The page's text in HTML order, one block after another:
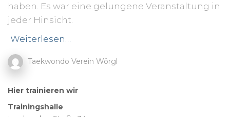
haben. Es war eine gelungene Veranstaltung in
jeder Hinsicht.
Weiterlesen…
Taekwondo Verein Wörgl
Hier trainieren wir
Trainingshalle